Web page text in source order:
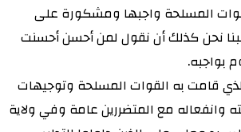
المسلحة واجبها ومشكورة على
نحن كذلك أن نقول لمن أحسن أحسنت
بواجبه.
قامت به القوات المسلحة وتوجيهات
وانفعاله مع المتضررين عامة وفي ولاية